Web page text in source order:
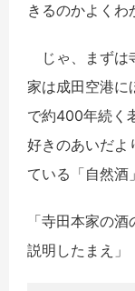
きるのかよくわ
じゃ、まずは
家は成田空港
で約400年続く
好きのあいだよ
ている「自然酒
「寺田本家の
説明したまえ」